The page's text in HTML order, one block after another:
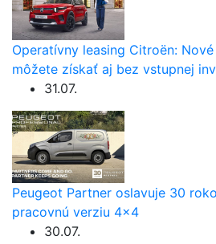
Operatívny leasing Citroën:
môžete získať aj bez vstupnej
31.07.
Peugeot Partner oslavuje 30
pracovnú verziu 4×4
30.07.